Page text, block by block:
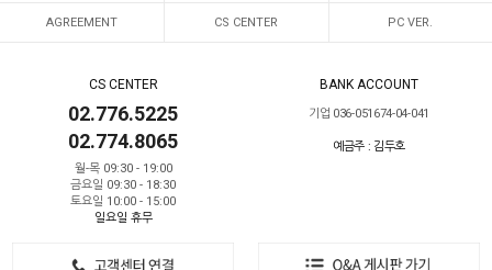
AGREEMENT CS CENTER PC VER.
CS CENTER
02.776.5225
02.774.8065
월-목 09:30 - 19:00
금요일 09:30 - 18:30
토요일 10:00 - 15:00
일요일 휴무
BANK ACCOUNT
기업 036-051674-04-041
예금주 : 김두호